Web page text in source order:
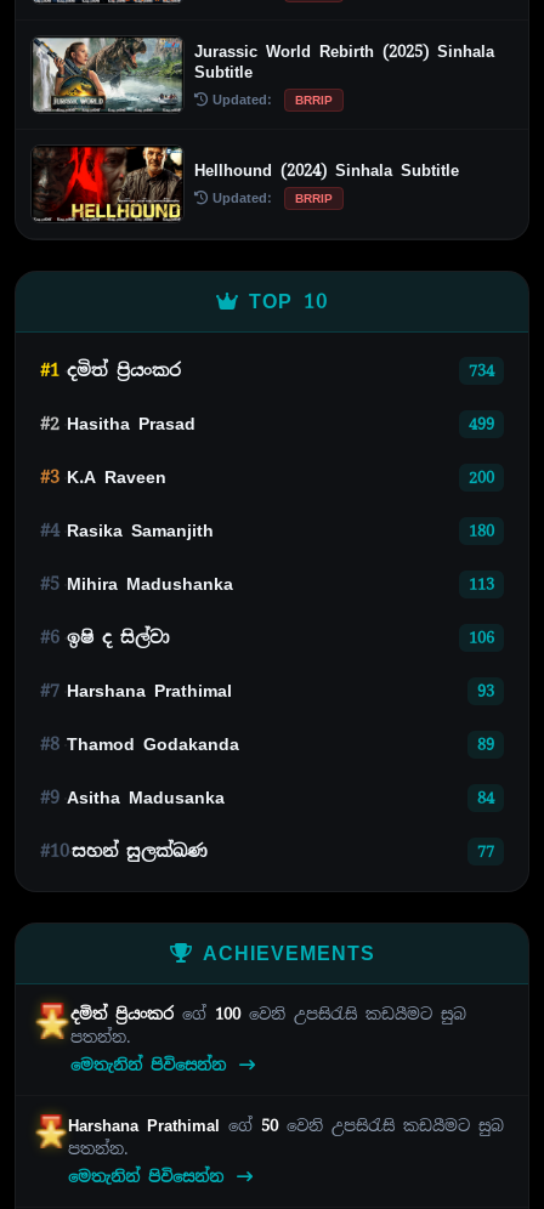
Jurassic World Rebirth (2025) Sinhala
Subtitle
Updated: BRRIP
Hellhound (2024) Sinhala Subtitle
Updated: BRRIP
TOP 10
#1 දමිත් ප්‍රියංකර 734
#2 Hasitha Prasad 499
#3 K.A Raveen 200
#4 Rasika Samanjith 180
#5 Mihira Madushanka 113
#6 ඉෂි ද සිල්වා 106
#7 Harshana Prathimal 93
#8 Thamod Godakanda 89
#9 Asitha Madusanka 84
#10සහන් සුලක්ඛණ 77
ACHIEVEMENTS
දමිත් ප්‍රියංකරගේ 100වෙනි උපසිරැසි කඩයීමට සුබ
පතන්න.
මෙතැනින් පිවිසෙන්න
Harshana Prathimal ගේ 50වෙනි උපසිරැසි කඩයීමට සුබ
පතන්න.
මෙතැනින් පිවිසෙන්න